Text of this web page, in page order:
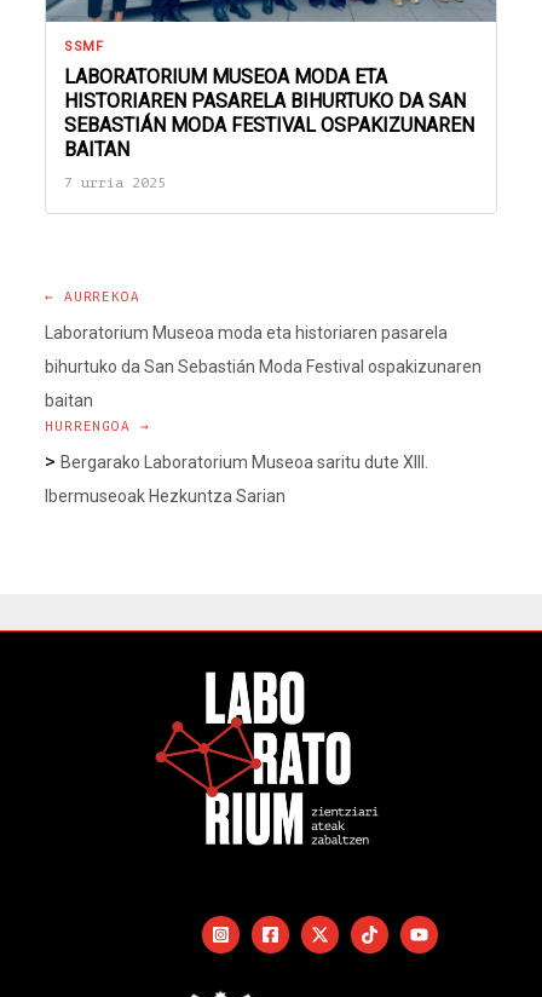
SSMF
LABORATORIUM MUSEOA MODA ETA
HISTORIAREN PASARELA BIHURTUKO DA SAN
SEBASTIÁN MODA FESTIVAL OSPAKIZUNAREN
BAITAN
7 urria 2025
← AURREKOA
Laboratorium Museoa moda eta historiaren pasarela
bihurtuko da San Sebastián Moda Festival ospakizunaren
baitan
HURRENGOA →
> Bergarako Laboratorium Museoa saritu dute XIII.
Ibermuseoak Hezkuntza Sarian